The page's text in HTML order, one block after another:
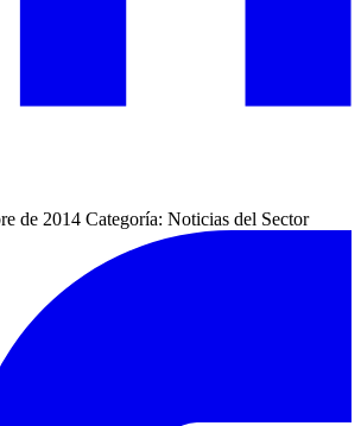
de 2014 Categoría: Noticias del Sector